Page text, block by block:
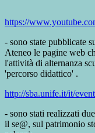
https://
- sono state pubblicate
Ateneo le pagine web
l'attività di alternanza
'percorso didattico' .
http://sba.unife.it/it/
- sono stati realizzati
il se@, sul patrimonio